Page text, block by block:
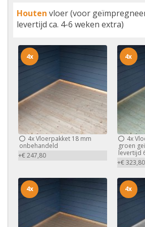
Houten vloer (voor
levertijd ca. 4-6 weken extra)
4xVloerpakket 18 mm
onbehandeld
+€ 247,80
4x
4x
groen
levertijd
+€ 323,80
4x
4x 4x